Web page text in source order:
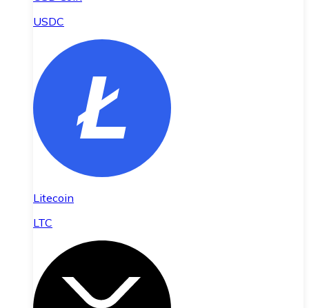
USDC
Litecoin
LTC